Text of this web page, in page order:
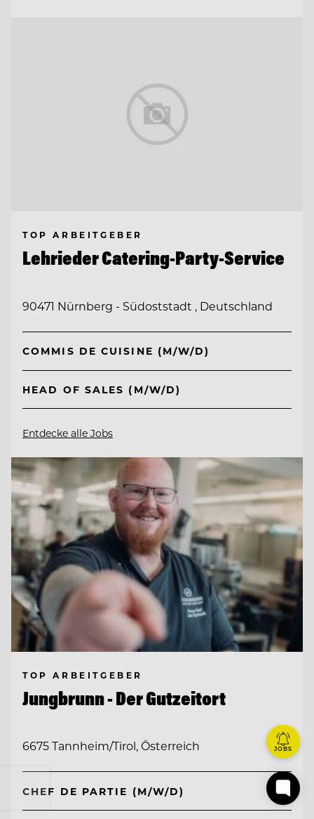
TOP ARBEITGEBER
Lehrieder Catering-Party-Service
90471 Nürnberg - Südoststadt , Deutschland
COMMIS DE CUISINE (M/W/D)
HEAD OF SALES (M/W/D)
Entdecke alle Jobs
TOP ARBEITGEBER
Jungbrunn - Der Gutzeitort
6675 Tannheim/Tirol, Österreich
CHEF DE PARTIE (M/W/D)
JOBS